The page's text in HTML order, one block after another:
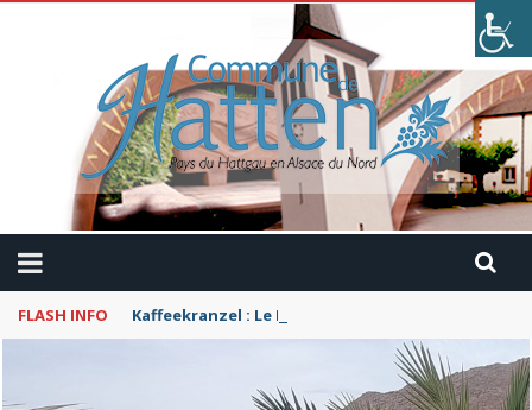
FLASH INFO Kaffeekranzel : Le Maroc en camping-car avec